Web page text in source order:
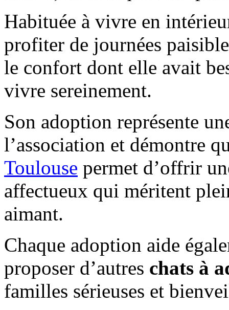
Habituée à vivre en
profiter de journées
le confort dont elle avait
vivre sereinement.
Son adoption représente
l’association et démontre
Toulouse permet d’offrir
affectueux qui méritent
aimant.
Chaque adoption aide
proposer d’autres chats à
familles sérieuses et